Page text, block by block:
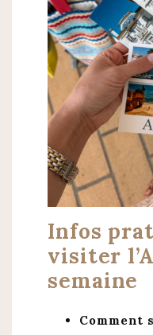
Infos
visiter
semaine
Comment